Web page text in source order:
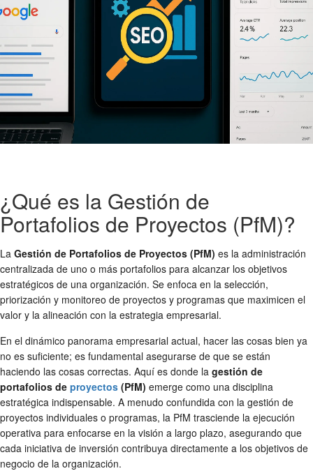
¿Qué es la Gestión de
Portafolios de Proyectos (PfM)?
La Gestión de Portafolios de Proyectos (PfM) es la administración
centralizada de uno o más portafolios para alcanzar los objetivos
estratégicos de una organización. Se enfoca en la selección,
priorización y monitoreo de proyectos y programas que maximicen el
valor y la alineación con la estrategia empresarial.
En el dinámico panorama empresarial actual, hacer las cosas bien ya
no es suficiente; es fundamental asegurarse de que se están
haciendo las cosas correctas. Aquí es donde la gestión de
portafolios de proyectos (PfM) emerge como una disciplina
estratégica indispensable. A menudo confundida con la gestión de
proyectos individuales o programas, la PfM trasciende la ejecución
operativa para enfocarse en la visión a largo plazo, asegurando que
cada iniciativa de inversión contribuya directamente a los objetivos de
negocio de la organización.